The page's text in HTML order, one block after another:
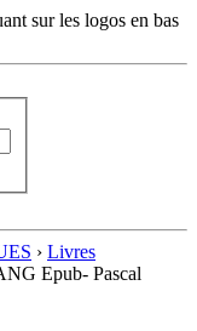
sur les logos en bas
› Livres
Epub- Pascal